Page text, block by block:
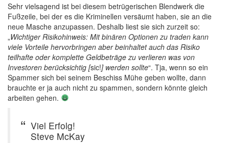
Sehr vielsagend ist bei diesem betrügerischen Blendwerk die
Fußzeile, bei der es die Kriminellen versäumt haben, sie an die
neue Masche anzupassen. Deshalb liest sie sich zurzeit so:
„Wichtiger Risikohinweis: Mit binären Optionen zu traden kann
viele Vorteile hervorbringen aber beinhaltet auch das Risiko
teilhafte oder komplette Geldbeträge zu verlieren was von
Investoren berücksichtig [sic!] werden sollte“. Tja, wenn so ein
Spammer sich bei seinem Beschiss Mühe geben wollte, dann
brauchte er ja auch nicht zu spammen, sondern könnte gleich
arbeiten gehen.
Viel Erfolg!
Steve McKay